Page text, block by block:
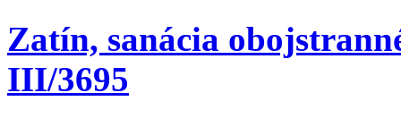
Zatín, sanácia
III/3695